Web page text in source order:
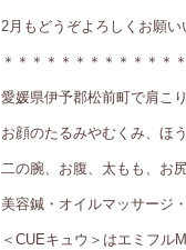
2月もどうぞよろしくお願
＊＊＊＊＊＊＊＊＊＊＊＊
愛媛県伊予郡松前町で肩こ
お顔のたるみやむくみ、ほ
二の腕、お腹、太もも、お
美容鍼・オイルマッサージ
＜CUEキュウ＞はエミフル